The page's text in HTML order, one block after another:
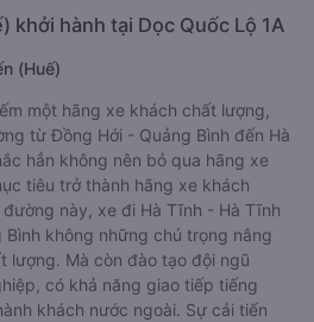
khởi hành tại Dọc Quốc Lộ 1A
(Huế)
một hãng xe khách chất lượng,
từ Đồng Hới - Quảng Bình đến Hà
hẳn không nên bỏ qua hãng xe
tiêu trở thành hãng xe khách
này, xe đi Hà Tĩnh - Hà Tĩnh
không những chú trọng nâng
lượng. Mà còn đào tạo đội ngũ
có khả năng giao tiếp tiếng
khách nước ngoài. Sự cải tiến